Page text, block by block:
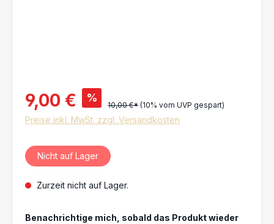
9,00 € %
10,00 €* (10% vom UVP gespart)
Preise inkl. MwSt. zzgl. Versandkosten
Nicht auf Lager
Zurzeit nicht auf Lager.
Benachrichtige mich, sobald das Produkt wieder